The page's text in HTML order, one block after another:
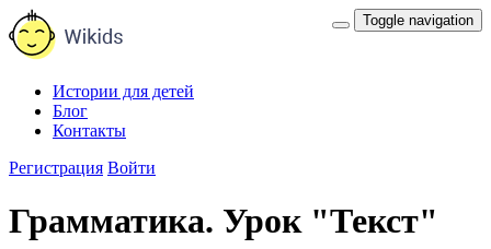
Toggle navigation
Истории для детей
Блог
Контакты
Регистрация Войти
Грамматика. Урок "Текст"